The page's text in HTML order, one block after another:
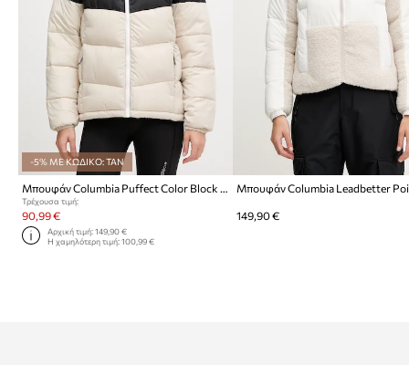
-5% ΜΕ ΚΩΔΙΚΟ: TAN
Μπουφάν Columbia Puffect Color Block Jkt
Τρέχουσα τιμή:
90,99 €
Αρχική τιμή:149,90 €
Η χαμηλότερη τιμή:100,99 €
Μπουφάν Columbia Leadbetter
149,90 €